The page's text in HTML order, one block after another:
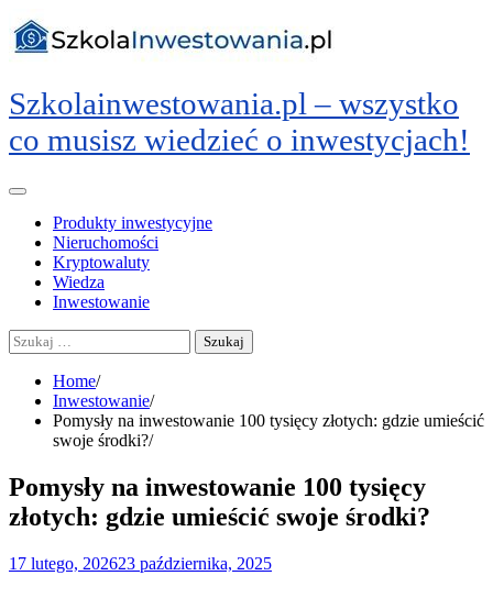
Skip
to
content
Szkolainwestowania.pl – wszystko
co musisz wiedzieć o inwestycjach!
Produkty inwestycyjne
Nieruchomości
Kryptowaluty
Wiedza
Inwestowanie
Szukaj:
Home
Inwestowanie
Pomysły na inwestowanie 100 tysięcy złotych: gdzie umieścić
swoje środki?
Pomysły na inwestowanie 100 tysięcy
złotych: gdzie umieścić swoje środki?
17 lutego, 202623 października, 2025